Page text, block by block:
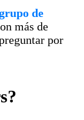
de
más de
por